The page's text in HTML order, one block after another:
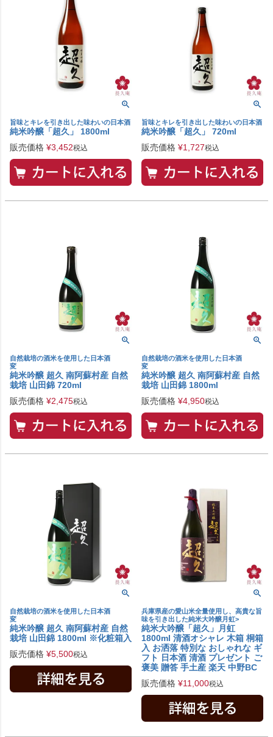
旨味とキレを引き出した味わいの日本酒
純米吟醸「超久」 1800ml
販売価格 ¥3,452税込
旨味とキレを引き出した味わいの日本酒
純米吟醸「超久」 720ml
販売価格 ¥1,727税込
自然栽培の酒米を使用した日本酒
変
純米吟醸 超久 南阿蘇村産 自然
栽培 山田錦 720ml
販売価格 ¥2,475税込
自然栽培の酒米を使用した日本酒
変
純米吟醸 超久 南阿蘇村産 自然
栽培 山田錦 1800ml
販売価格 ¥4,950税込
自然栽培の酒米を使用した日本酒
変
純米吟醸 超久 南阿蘇村産 自然
栽培 山田錦 1800ml ※化粧箱入
販売価格 ¥5,500税込
兵庫県産の愛山米全量使用し、高貴な旨
味を引き出した純米大吟醸月虹>
純米大吟醸「超久」月虹
1800ml 清酒オシャレ 木箱 桐箱
入 お洒落 特別な おしゃれな ギ
フト 日本酒 清酒 プレゼント ご
褒美 贈答 手土産 楽天 中野BC
販売価格 ¥11,000税込